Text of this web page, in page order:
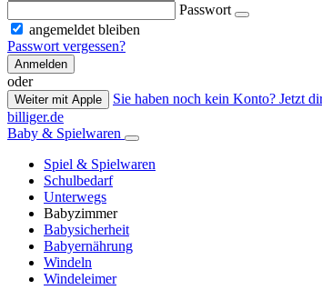
Passwort
angemeldet bleiben
Passwort vergessen?
Anmelden
oder
Weiter mit Apple
Sie haben noch kein Konto? Jetzt
billiger.de
Baby & Spielwaren
Spiel & Spielwaren
Schulbedarf
Unterwegs
Babyzimmer
Babysicherheit
Babyernährung
Windeln
Windeleimer